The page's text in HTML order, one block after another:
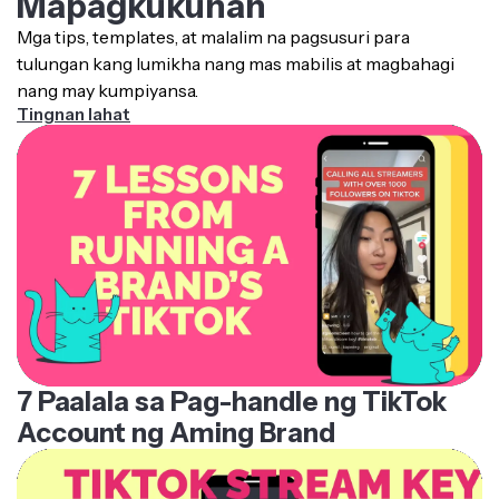
Mga tips, templates, at malalim na pagsusuri para
tulungan kang lumikha nang mas mabilis at magbahagi
nang may kumpiyansa.
Tingnan lahat
7 Paalala sa Pag-handle ng TikTok
Account ng Aming Brand